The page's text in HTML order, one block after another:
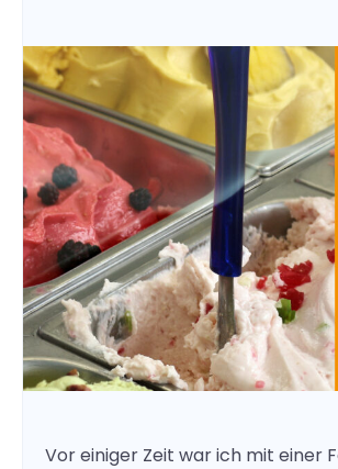
Vor einiger Zeit war ich mit einer